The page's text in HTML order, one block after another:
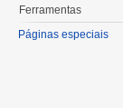
Ferramentas
Páginas especiais